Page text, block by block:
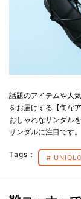
話題のアイテムや人
をお届けする【旬な
おしゃれなサンダル
サンダルに注目です。
Tags：